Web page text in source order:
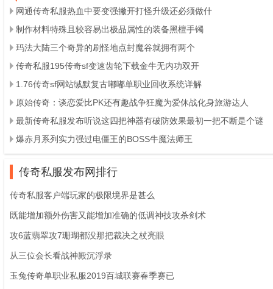
网通传奇私服热血中要变强撇开打怪升级还必须做什
制作材料特殊且较容易出极品属性的装备黑檀手镯
玛法大陆三个奇异的刷怪地点封魔谷就拥有两个
传奇私服195传奇sf变速齿轮下载金牛无内功双开
1.76传奇sf网站缄默复古嘟嘟单职业回收系统详解
原始传奇：谈恋爱比PK还有趣战争狂魔为爱休战化身旅游达人
最新传奇私服发布听说这四把神器有破防效果最初一把不断是个谜
爆赤月系列实力强过电僵王的BOSS牛魔法师王
传奇私服发布网排行
传奇私服客户端玩家的极限境界是甚么
既能增加额外伤害又能增加准确的低调神技攻杀剑术
攻6蓝翡翠攻7珊瑚都没那把裁决之杖亮眼
从三位会长看战神殿沉浮录
玉兔传奇单职业私服2019百城联赛春季赛已